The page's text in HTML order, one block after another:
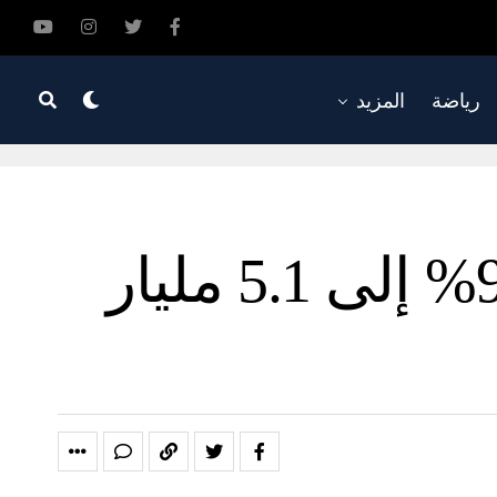
رياضة المزيد
ارتفاع صافي أرباح ألفا أبوظبي بنسبة 92% إلى 5.1 مليار